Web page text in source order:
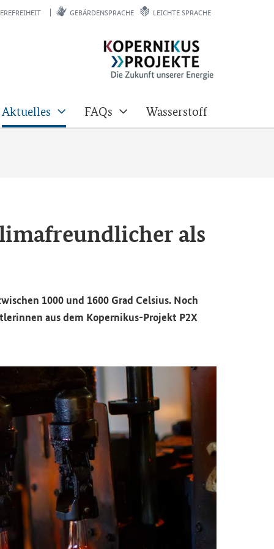
GEBÄRDENSPRACHE LEICHTE SPRACHE
Aktuelles FAQs Wasserstoff
als
1000 und 1600 Grad Celsius. Noch
aus dem Kopernikus-Projekt P2X